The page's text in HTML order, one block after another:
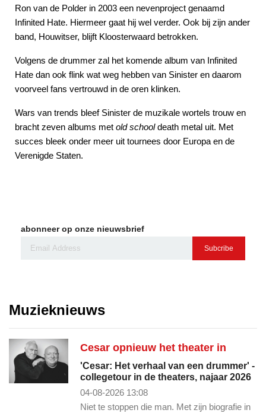
Ron van de Polder in 2003 een nevenproject genaamd
Infinited Hate. Hiermeer gaat hij wel verder. Ook bij zijn ander
band, Houwitser, blijft Kloosterwaard betrokken.
Volgens de drummer zal het komende album van Infinited
Hate dan ook flink wat weg hebben van Sinister en daarom
voorveel fans vertrouwd in de oren klinken.
Wars van trends bleef Sinister de muzikale wortels trouw en
bracht zeven albums met old schooldeath metal uit. Met
succes bleek onder meer uit tournees door Europa en de
Verenigde Staten.
abonneer op onze nieuwsbrief
Subcribe
Muzieknieuws
Cesar opnieuw het theater in
'Cesar: Het verhaal van een drummer' -
collegetour in de theaters, najaar 2026
04-08-2026 13:08
Niet te stoppen die man. Met zijn biografie in